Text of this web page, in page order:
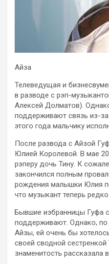
Айза
Телеведущая и
в разводе с рэп-
Алексей Долматов).
поддерживают связь из-
этого года мальчику
После развода с Айзой
Юлией Королевой. В мае
рэперу дочь Тину. К
закончился полным
рождения малышки Юлия
что музыкант теперь
Бывшие избранницы Гуфа
поддерживают. Однако,
Айзы, ей очень бы
своей сводной
знаменитость рассказала